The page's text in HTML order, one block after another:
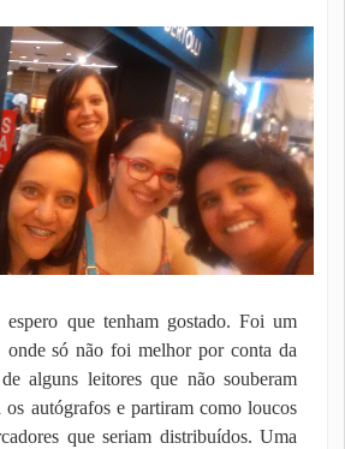
que tenham gostado. Foi um
onde só não foi melhor por conta da
alguns leitores que não souberam
os autógrafos e partiram como loucos
que seriam distribuídos. Uma